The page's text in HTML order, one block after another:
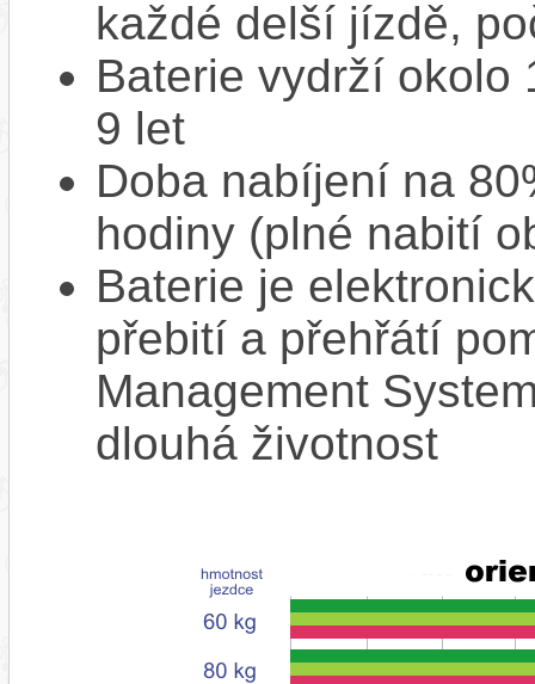
každé delší jízdě,
Baterie vydrží okolo
9 let
Doba nabíjení na
hodiny (plné nabití
Baterie je
přebití a přehřátí
Management
dlouhá životnost